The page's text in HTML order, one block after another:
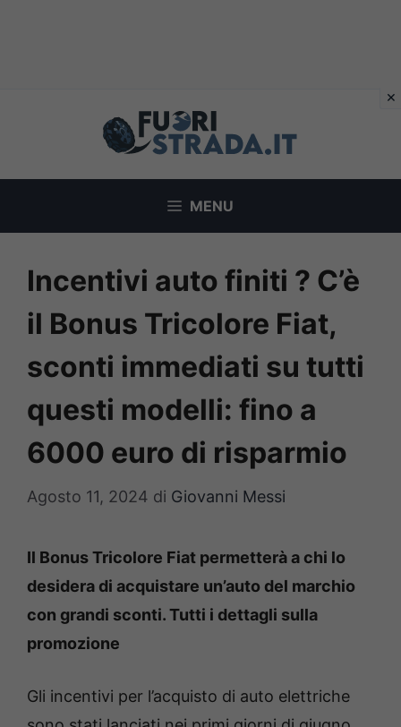
MENU
Incentivi auto finiti ? C’è
il Bonus Tricolore Fiat,
sconti immediati su tutti
questi modelli: fino a
6000 euro di risparmio
Agosto 11, 2024 di Giovanni Messi
Il Bonus Tricolore Fiat permetterà a chi lo
desidera di acquistare un’auto del marchio
con grandi sconti. Tutti i dettagli sulla
promozione
Gli incentivi per l’acquisto di auto elettriche